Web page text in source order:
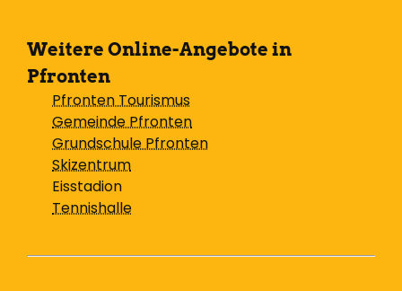
Weitere Online-Angebote in
Pfronten
Pfronten Tourismus
Gemeinde Pfronten
Grundschule Pfronten
Skizentrum
Eisstadion
Tennishalle